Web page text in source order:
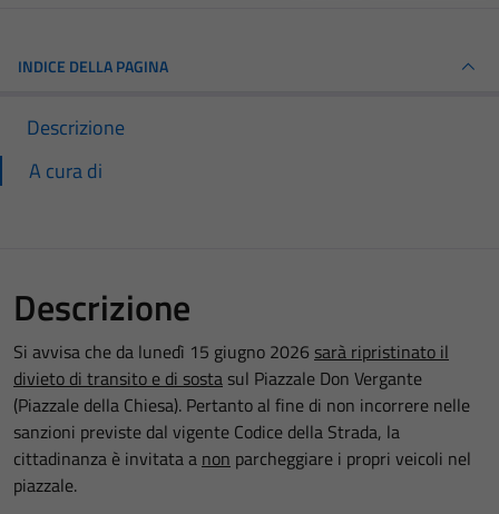
INDICE DELLA PAGINA
Descrizione
A cura di
Descrizione
Si avvisa che da lunedì 15 giugno 2026 sarà ripristinato il
divieto di transito e di sosta sul Piazzale Don Vergante
(Piazzale della Chiesa). Pertanto al fine di non incorrere nelle
sanzioni previste dal vigente Codice della Strada, la
cittadinanza è invitata a non parcheggiare i propri veicoli nel
piazzale.